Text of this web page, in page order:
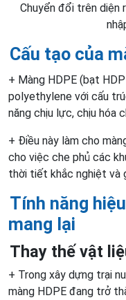
Chuyển đổi trên diện
Cấu tạo của
+ Màng HDPE (bạt
polyethylene với cấu
năng chịu lực, chịu hóa
+ Điều này làm cho
cho việc che phủ các
thời tiết khắc nghiệt và
Tính năng
mang lại
Thay thế vật
+ Trong xây dựng trại
màng HDPE đang trở